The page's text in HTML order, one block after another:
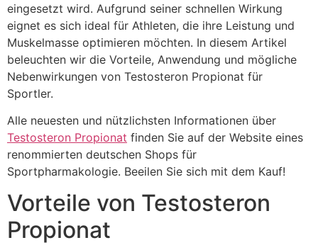
eingesetzt wird. Aufgrund seiner schnellen Wirkung
eignet es sich ideal für Athleten, die ihre Leistung und
Muskelmasse optimieren möchten. In diesem Artikel
beleuchten wir die Vorteile, Anwendung und mögliche
Nebenwirkungen von Testosteron Propionat für
Sportler.
Alle neuesten und nützlichsten Informationen über
Testosteron Propionat finden Sie auf der Website eines
renommierten deutschen Shops für
Sportpharmakologie. Beeilen Sie sich mit dem Kauf!
Vorteile von Testosteron
Propionat